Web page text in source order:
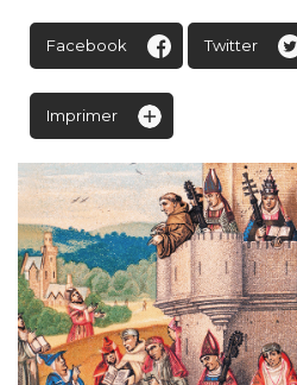
Facebook Twitter
Imprimer